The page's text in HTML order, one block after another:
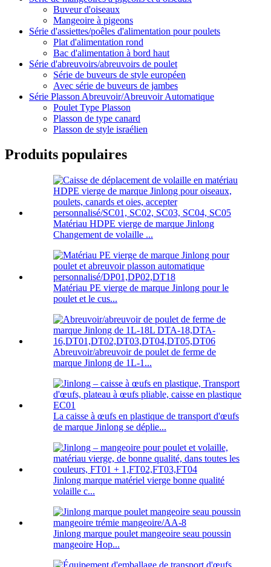
Buveur d'oiseaux
Mangeoire à pigeons
Série d'assiettes/poêles d'alimentation pour poulets
Plat d'alimentation rond
Bac d'alimentation à bord haut
Série d'abreuvoirs/abreuvoirs de poulet
Série de buveurs de style européen
Avec série de buveurs de jambes
Série Plasson Abreuvoir/Abreuvoir Automatique
Poulet Type Plasson
Plasson de type canard
Plasson de style israélien
Produits populaires
Matériau HDPE vierge de marque Jinlong
Changement de volaille ...
Matériau PE vierge de marque Jinlong pour le
poulet et le cus...
Abreuvoir/abreuvoir de poulet de ferme de
marque Jinlong de 1L-1...
La caisse à œufs en plastique de transport d'œufs
de marque Jinlong se déplie...
Jinlong marque matériel vierge bonne qualité
volaille c...
Jinlong marque poulet mangeoire seau poussin
mangeoire Hop...